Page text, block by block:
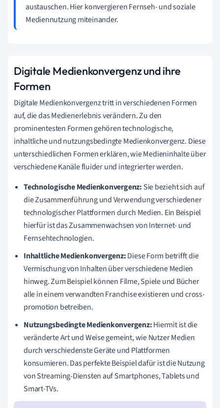
austauschen. Hier konvergieren Fernseh- und soziale
Mediennutzung miteinander.
Digitale Medienkonvergenz und ihre
Formen
Digitale Medienkonvergenz tritt in verschiedenen Formen
auf, die das Medienerlebnis verändern. Zu den
prominentesten Formen gehören technologische,
inhaltliche und nutzungsbedingte Medienkonvergenz. Diese
unterschiedlichen Formen erklären, wie Medieninhalte über
verschiedene Kanäle fluider und integrierter werden.
Technologische Medienkonvergenz: Sie bezieht sich auf
die Zusammenführung und Verwendung verschiedener
technologischer Plattformen durch Medien. Ein Beispiel
hierfür ist das Zusammenwachsen von Internet- und
Fernsehtechnologien.
Inhaltliche Medienkonvergenz:Diese Form betrifft die
Vermischung von Inhalten über verschiedene Medien
hinweg. Zum Beispiel können Filme, Spiele und Bücher
alle in einem verwandten Franchise existieren und cross-
promotion betreiben.
Nutzungsbedingte Medienkonvergenz:Hiermit ist die
veränderte Art und Weise gemeint, wie Nutzer Medien
durch verschiedenste Geräte und Plattformen
konsumieren. Das perfekte Beispiel dafür ist die Nutzung
von Streaming-Diensten auf Smartphones, Tablets und
Smart-TVs.